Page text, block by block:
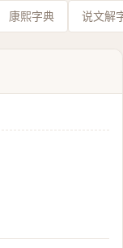
康熙字典 说文解